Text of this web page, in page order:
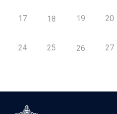
17 18 19 20
24 25 26 27